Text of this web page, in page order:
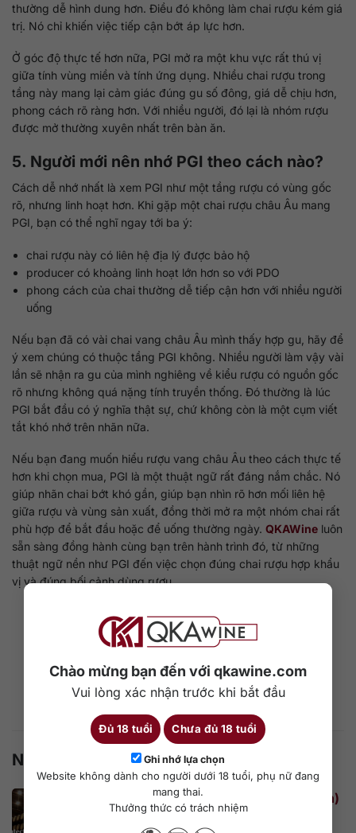
Chào mừng bạn đến với qkawine.com
Vui lòng xác nhận trước khi bắt đầu
Đủ 18 tuổi Chưa đủ 18 tuổi
Ghi nhớ lựa chọn
Website không dành cho người dưới 18 tuổi, phụ nữ đang
mang thai.
Thưởng thức có trách nhiệm
thường dễ hình dung hơn. Điều đó không làm chai rượu kém giá
trị. Nó chỉ khiến việc tiếp cận bớt áp lực hơn.
Ở góc độ thực tế hơn nữa, PGI mở ra một khu vực rất thú vị
giữa tính vùng miền và tính ứng dụng. Nhiều chai rượu trong
tầng này mang lại cảm giác đúng gu số đông, giá dễ chịu hơn,
phong cách rõ ràng hơn. Với nhiều người, đó lại là nhóm rượu
được mở thường xuyên nhất trên bàn ăn.
5. Người mới nên nhớ PGI theo cách nào?
Cách dễ nhớ nhất là xem PGI như một tầng rượu có vùng gốc
rõ, nhưng linh hoạt hơn. Khi gặp một chai rượu châu Âu mang
PGI, bạn có thể nghĩ ngay tới ba ý:
chai rượu này có liên hệ địa lý được bảo hộ
producer có khoảng linh hoạt lớn hơn so với PDO
phong cách của chai thường dễ tiếp cận hơn với nhiều người
uống
Nếu bạn đã có vài chai vang châu Âu mình thấy hợp gu, hãy để
ý xem chúng có thuộc tầng PGI không. Nhiều người làm vậy vài
lần sẽ nhận ra gu của mình nghiêng về kiểu rượu có nguồn gốc
rõ nhưng không quá nặng tính truyền thống. Đó thường là lúc
PGI bắt đầu có ý nghĩa thật sự, chứ không còn là một cụm viết
tắt khó nhớ trên nhãn nữa.
Nếu bạn đang muốn hiểu rượu vang châu Âu theo cách thực tế
hơn khi chọn mua, PGI là một thuật ngữ rất đáng nắm chắc. Nó
giúp nhãn chai bớt khó gần, giúp bạn nhìn rõ hơn mối liên hệ
giữa rượu và vùng sản xuất, đồng thời mở ra một nhóm chai rất
phù hợp để bắt đầu hoặc để uống thường ngày. QKAWine luôn
sẵn sàng đồng hành cùng bạn trên hành trình đó, từ những
thuật ngữ nền như PGI đến việc chọn đúng chai rượu hợp khẩu
vị và đúng bối cảnh dùng rượu.
Nội dung có phù hợp với bạn? Có
Nội dung cùng chủ đề
PDO (Protected Designation of Origin)
là gì trong rượu vang châu Âu?